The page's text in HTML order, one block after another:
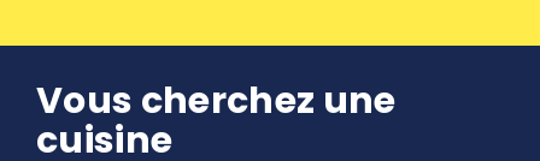
Vous cherchez une
cuisine